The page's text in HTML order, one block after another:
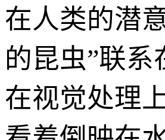
在人类的潜
的昆虫”联
在视觉处理